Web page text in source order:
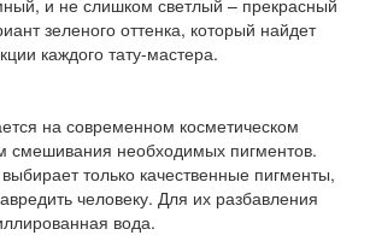
и не слишком светлый – прекрасный
зеленого оттенка, который найдет
каждого тату-мастера.
на современном косметическом
смешивания необходимых пигментов.
только качественные пигменты,
человеку. Для их разбавления
вода.